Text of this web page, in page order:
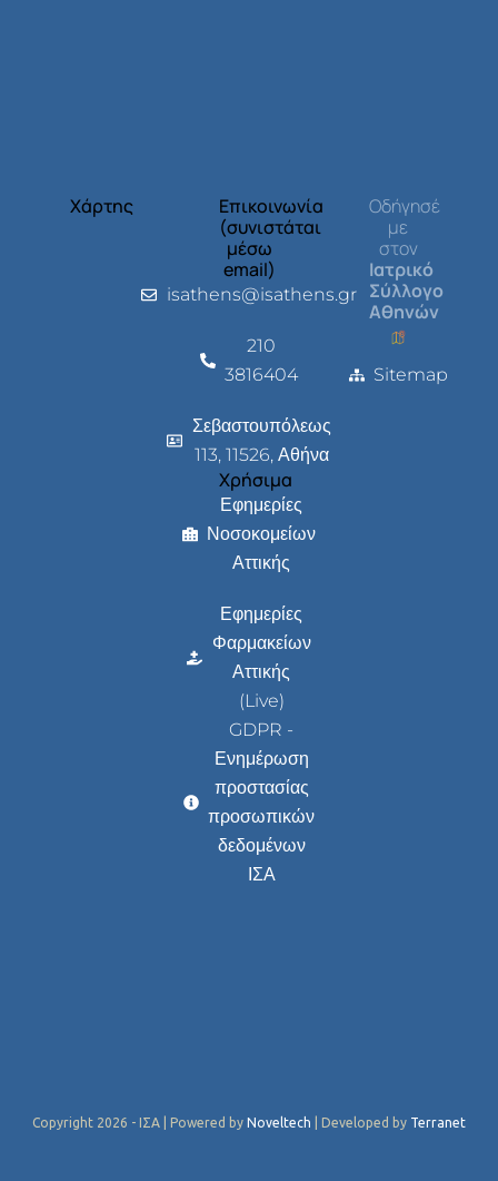
Χάρτης
Επικοινωνία
(συνιστάται
μέσω
email)
isathens@isathens.gr
210
3816404
Σεβαστουπόλεως
113, 11526, Αθήνα
Χρήσιμα
Εφημερίες
Νοσοκομείων
Αττικής
Εφημερίες
Φαρμακείων
Αττικής
(Live)
GDPR -
Ενημέρωση
προστασίας
προσωπικών
δεδομένων
ΙΣΑ
Οδήγησέ
με
στον
Ιατρικό
Σύλλογο
Αθηνών
Sitemap
Copyright 2026 - ΙΣΑ | Powered by Noveltech | Developed by Terranet